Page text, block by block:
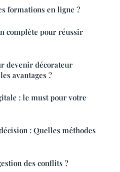
formations en ligne ?
complète pour réussir
devenir décorateur
avantages ?
: le must pour votre
: Quelles méthodes
des conflits ?